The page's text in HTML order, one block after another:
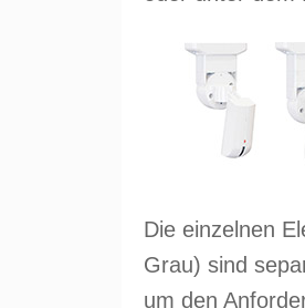
Die einzelnen
Grau) sind
um den